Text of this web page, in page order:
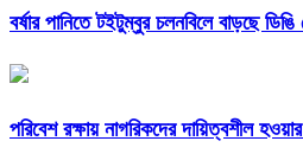
বর্ষার পানিতে টইটুম্বুর চলনবিলে বাড়ছে ডিঙি
পরিবেশ রক্ষায় নাগরিকদের দায়িত্বশীল